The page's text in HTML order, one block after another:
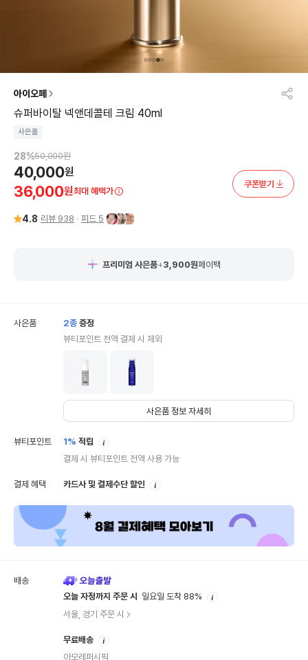
아이오페
슈퍼바이탈 넥앤데콜테 크림 40ml
사은품
28%50,000원
40,000원
36,000원최대 혜택가
쿠폰받기
4.8 리뷰 938 피드 5
프리미엄 사은품+3,900원페이백
사은품 2종 증정
뷰티포인트 전액 결제 시 제외
사은품 정보 자세히
뷰티포인트 1% 적립
결제 시 뷰티포인트 전액 사용 가능
결제 혜택 카드사 및 결제수단 할인
배송
오늘 자정까지 주문 시
일요일 도착 88%
서울, 경기 주문 시
무료배송
아모레퍼시픽